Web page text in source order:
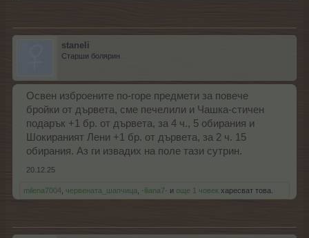
staneli
Старши болярин
Освен изброените по-горе предмети за повече
бройки от дървета, сме печелили и Чашка-стичен
подарък +1 бр. от дървета, за 4 ч., 5 обирания и
Шокираният Лени +1 бр. от дървета, за 2 ч. 15
обирания. Аз ги извадих на поле тази сутрин.
20.12.25
milena7004 червената_шапчица -iliana7- и още 1 човек харесват това.